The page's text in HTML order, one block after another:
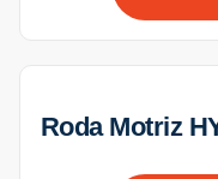
Roda Motriz